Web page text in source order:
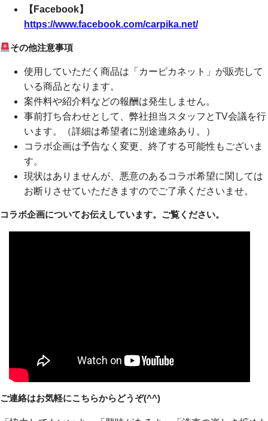
【Facebook】
https://www.facebook.com/carpika.net/
その他注意事項
使用していただく商品は「カーピカネット」が販売して
いる商品となります。
案件料や紹介料などの報酬は発生しません。
事前打ち合わせとして、弊社担当スタッフとTV会議を行
います。（詳細は希望者に別途連絡あり。）
コラボ企画は予告なく変更、終了する可能性もございま
す。
現状はありませんが、悪意のあるコラボ希望に関しては
お断りさせていただきますのでご了承くださいませ。
コラボ企画についてお伝えしています。ご覧ください。
ご連絡はお気軽にこちらからどうぞ(^^)